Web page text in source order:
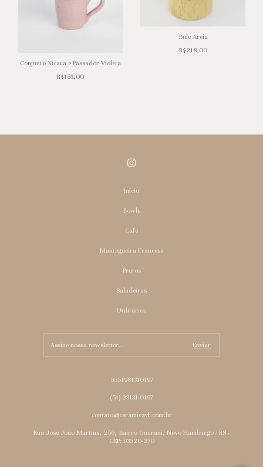
Conjunto Xícara e Passador Violeta
R$153,00
Bule Areia
R$218,00
Início
Bowls
Café
Mantegueira Francesa
Pratos
Saladeiras
Utilitários
5551981310197
(51) 98131-0197
contato@ceramicavf.com.br
Rua José João Martins, 256, Bairro Guarani, Novo Hamburgo / RS -
CEP: 93520-270